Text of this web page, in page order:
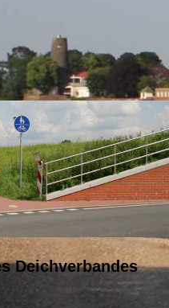
Deichverbandes